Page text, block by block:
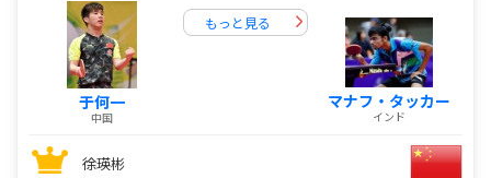
于何一
中国
もっと見る
マナフ・タッカー
インド
徐瑛彬